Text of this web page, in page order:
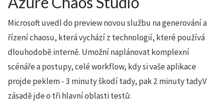
Microsoft uvedl do preview novou službu na generování a
řízení chaosu, která vychází z technologií, které používá
dlouhodobě interně. Umožní naplánovat komplexní
scénáře a postupy, celé workflow, kdy si vaše aplikace
projde peklem - 3 minuty škodí tady, pak 2 minuty tady.V
zásadě jde o tři hlavní oblasti testů: